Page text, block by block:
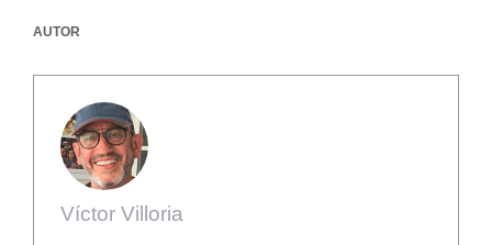
AUTOR
Víctor Villoria